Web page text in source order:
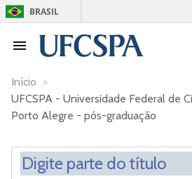
BRASIL
Início >
UFCSPA - Universidade Federal de
Porto Alegre - pós-graduação